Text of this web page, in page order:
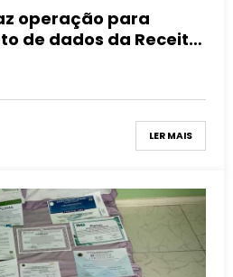
operação para
de dados da Receita
Federal
LER MAIS